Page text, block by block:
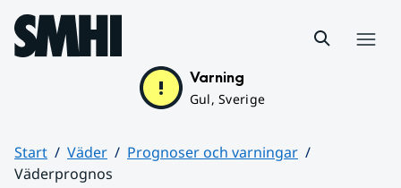
Hoppa till sidans innehåll
Varning
Gul, Sverige
Start Väder
Prognoser och varningar
Väderprognos